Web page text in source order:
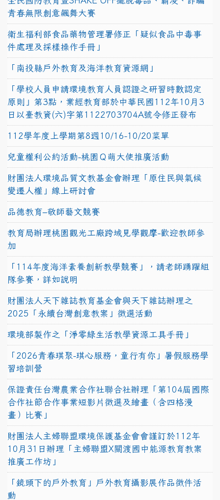
青春無限創意飆舞大賽
衛生福利部食品藥物管理署修正「疑似食品中毒事
件處理及採樣操作手冊」
「南投縣戶外教育及海洋教育資源網」
「學校人員申請環境教育人員認證之研習時數認定
原則」第3點，業經教育部於中華民國112年10月3
日以臺教資(六)字第1122703704A號令修正發布
112學年度上學期第8週10/16-10/20菜單
兒童權利公約活動-桃園Ｑ萌大使推廣活動
財團法人環境品質文教基金會辦理「原住民與氣候
變遷人權」線上研討會
品德教育–敬師藝文競賽
教育局辦理桃園觀光工廠跨域見學觀摩-歡迎教師參
加
「114年度海洋素養創新教學競賽」，請老師踴躍組
隊參賽，詳如說明
財團法人天下雜誌教育基金會與天下雜誌辦理之
2025「永續台灣創意教案」徵選活動
環境部製作之「淨零綠生活教學資源工具手冊」
「2026青春琪聚-琪心服務，童行有你」暑假服務學
習培訓營
保證責任台灣農業合作社聯合社辦理「第104屆國際
合作社節合作事業短影片徵選及繪畫（含四格漫
畫）比賽」
財團法人主婦聯盟環境保護基金會會謹訂於112年
10月31日辦理「主婦聯盟X關渡國中能源教育教案
推廣工作坊」
「鏡頭下的戶外教育」戶外教育攝影展作品徵件活
動